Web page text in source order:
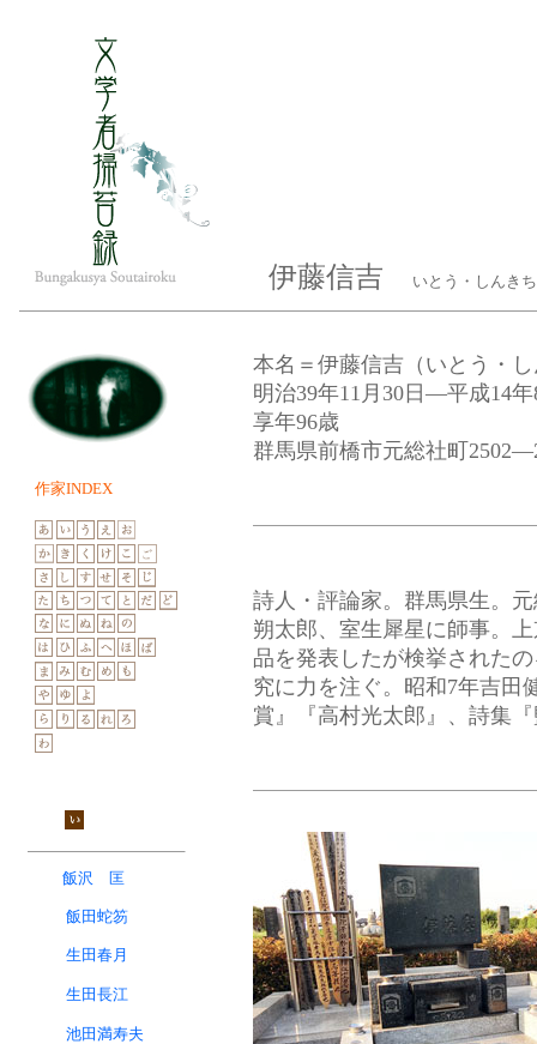
伊藤信吉 いとう・しんき
本名＝伊藤信吉（いとう・
明治39年11月30日—平成14
享年96歳
群馬県前橋市元総社町
詩人・評論家。群馬県生。
朔太郎、室生犀星に師事。
品を発表したが検挙された
究に力を注ぐ。昭和7年吉田
賞』『高村光太郎』、詩集
作家INDEX
飯沢 匡
飯田蛇笏
生田春月
生田長江
池田満寿夫